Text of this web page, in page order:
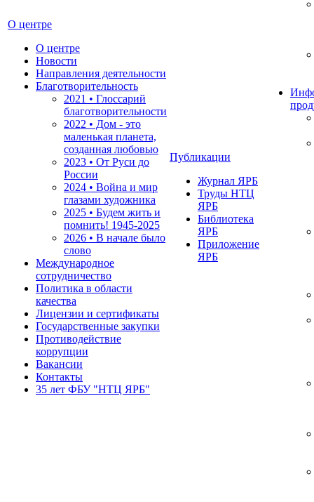
О центре
О центре
Новости
Направления деятельности
Благотворительность
2021 • Глоссарий
благотворительности
2022 • Дом - это
маленькая планета,
созданная любовью
2023 • От Руси до
России
2024 • Война и мир
глазами художника
2025 • Будем жить и
помнить! 1945-2025
2026 • В начале было
слово
Международное
сотрудничество
Политика в области
качества
Лицензии и сертификаты
Государственные закупки
Противодействие
коррупции
Вакансии
Контакты
35 лет ФБУ "НТЦ ЯРБ"
Публикации
Журнал ЯРБ
Труды НТЦ
ЯРБ
Библиотека
ЯРБ
Приложение
ЯРБ